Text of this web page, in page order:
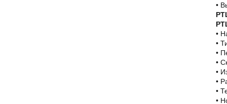
•
•
•
•
•
•
•
•
•